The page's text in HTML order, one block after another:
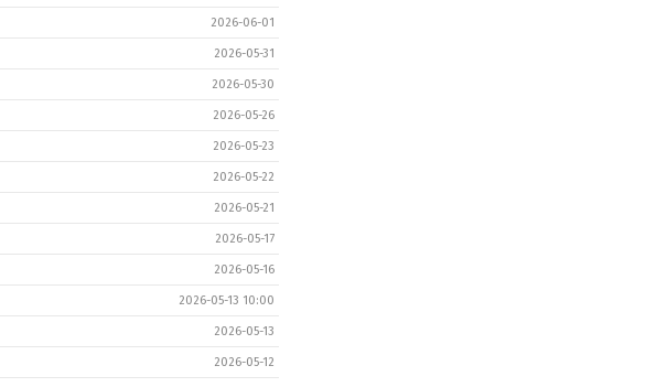
2026-06-01
2026-05-31
2026-05-30
2026-05-26
2026-05-23
2026-05-22
2026-05-21
2026-05-17
2026-05-16
2026-05-13 10:00
2026-05-13
2026-05-12